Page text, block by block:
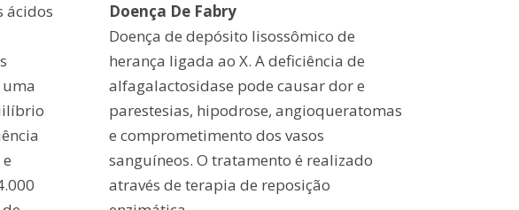
ácidos
Doença De Fabry
Doença de depósito lisossômico de
herança ligada ao X. A deficiência de
alfagalactosidase pode causar dor e
parestesias, hipodrose, angioqueratomas
e comprometimento dos vasos
sanguíneos. O tratamento é realizado
através de terapia de reposição